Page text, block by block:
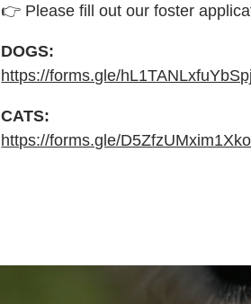
👉 Please fill out our foster
DOGS:
https://forms.gle/
CATS:
https://forms.gle/